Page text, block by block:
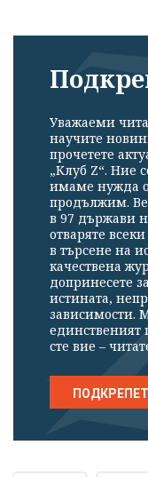
Уважаеми
научите
прочетете
„Клуб Z“. Ние
имаме нужда
продължим.
в 97 държави
отваряте
в търсене на
качествена
допринесете
истината,
зависимости.
единственият
сте вие –